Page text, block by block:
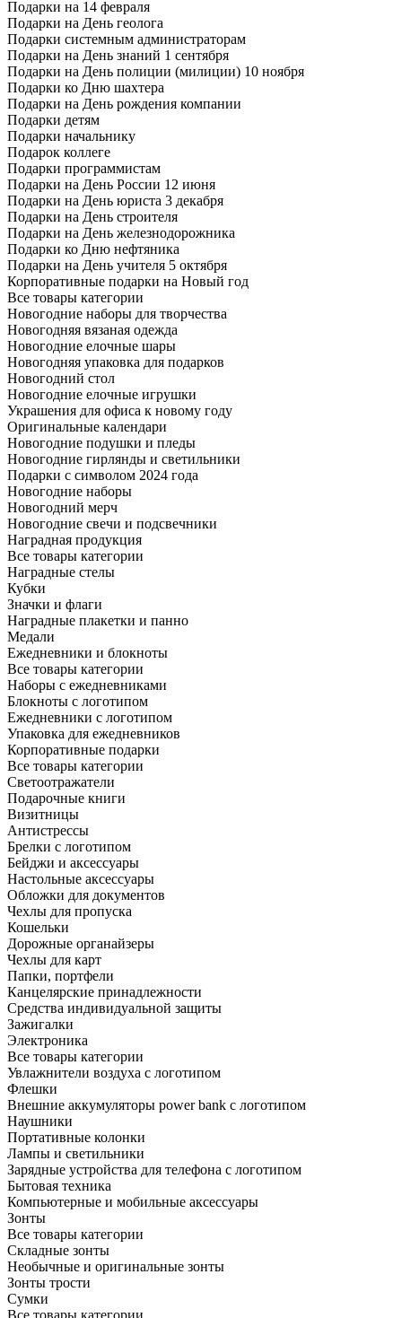
Подарки на 14 февраля
Подарки на День геолога
Подарки системным администраторам
Подарки на День знаний 1 сентября
Подарки на День полиции (милиции) 10 ноября
Подарки ко Дню шахтера
Подарки на День рождения компании
Подарки детям
Подарки начальнику
Подарок коллеге
Подарки программистам
Подарки на День России 12 июня
Подарки на День юриста 3 декабря
Подарки на День строителя
Подарки на День железнодорожника
Подарки ко Дню нефтяника
Подарки на День учителя 5 октября
Корпоративные подарки на Новый год
Все товары категории
Новогодние наборы для творчества
Новогодняя вязаная одежда
Новогодние елочные шары
Новогодняя упаковка для подарков
Новогодний стол
Новогодние елочные игрушки
Украшения для офиса к новому году
Оригинальные календари
Новогодние подушки и пледы
Новогодние гирлянды и светильники
Подарки с символом 2024 года
Новогодние наборы
Новогодний мерч
Новогодние свечи и подсвечники
Наградная продукция
Все товары категории
Наградные стелы
Кубки
Значки и флаги
Наградные плакетки и панно
Медали
Ежедневники и блокноты
Все товары категории
Наборы с ежедневниками
Блокноты с логотипом
Ежедневники с логотипом
Упаковка для ежедневников
Корпоративные подарки
Все товары категории
Светоотражатели
Подарочные книги
Визитницы
Антистрессы
Брелки с логотипом
Бейджи и аксессуары
Настольные аксессуары
Обложки для документов
Чехлы для пропуска
Кошельки
Дорожные органайзеры
Чехлы для карт
Папки, портфели
Канцелярские принадлежности
Средства индивидуальной защиты
Зажигалки
Электроника
Все товары категории
Увлажнители воздуха с логотипом
Флешки
Внешние аккумуляторы power bank с логотипом
Наушники
Портативные колонки
Лампы и светильники
Зарядные устройства для телефона с логотипом
Бытовая техника
Компьютерные и мобильные аксессуары
Зонты
Все товары категории
Складные зонты
Необычные и оригинальные зонты
Зонты трости
Сумки
Все товары категории